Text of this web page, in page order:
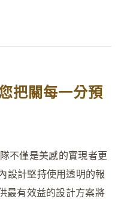
把關每一分預
不僅是美感的實現者更
設計堅持使用透明的報
最有效益的設計方案將